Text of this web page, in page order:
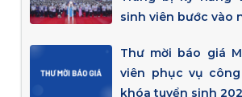
sinh viên bước vào
Thư mời báo giá
viên phục vụ
khóa tuyển sinh